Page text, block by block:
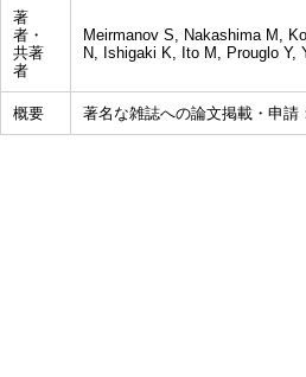
著
者・
共著
者
Meirmanov S, Nakashima M,
N, Ishigaki K, Ito M, Prouglo Y,
概要 著名な雑誌への論文掲載・申請